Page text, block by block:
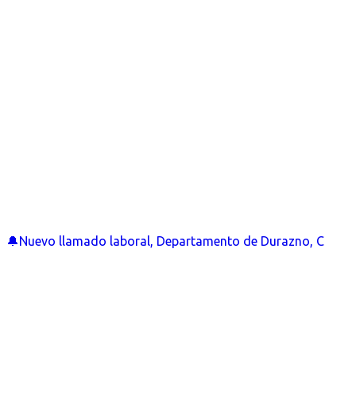
🔔Nuevo llamado laboral, Departamento de Durazno, C